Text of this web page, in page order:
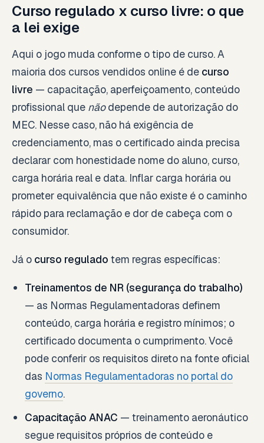
Curso regulado x curso livre: o que
a lei exige
Aqui o jogo muda conforme o tipo de curso. A
maioria dos cursos vendidos online é de curso
livre — capacitação, aperfeiçoamento, conteúdo
profissional que nãodepende de autorização do
MEC. Nesse caso, não há exigência de
credenciamento, mas o certificado ainda precisa
declarar com honestidade nome do aluno, curso,
carga horária real e data. Inflar carga horária ou
prometer equivalência que não existe é o caminho
rápido para reclamação e dor de cabeça com o
consumidor.
Já o curso regulado tem regras específicas:
Treinamentos de NR (segurança do trabalho)
— as Normas Regulamentadoras definem
conteúdo, carga horária e registro mínimos; o
certificado documenta o cumprimento. Você
pode conferir os requisitos direto na fonte oficial
das Normas Regulamentadoras no portal do
governo.
Capacitação ANAC — treinamento aeronáutico
segue requisitos próprios de conteúdo e